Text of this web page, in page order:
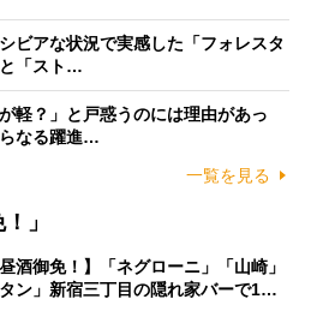
ビアな状況で実感した「フォレスタ
「スト…
軽？」と戸惑うのには理由があっ
なる躍進…
一覧を見る
」
酒御免！】「ネグローニ」「山崎」
タン」新宿三丁目の隠れ家バーで1…